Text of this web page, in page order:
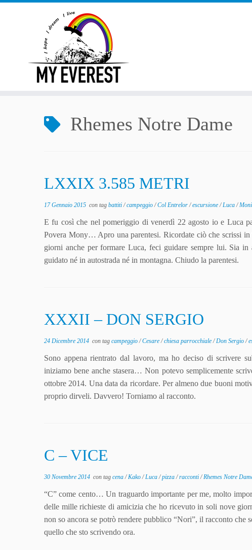
Rhemes Notre Dame
LXXIX 3.585 METRI
17 Gennaio 2015 con tag battiti/campeggio/Col Entrelor/escursione/Luca/
E fu così che nel pomeriggio di venerdì 22 agosto io e Luca
Povera Mony… Apro una parentesi. Ricordate ciò che scrissi
giorni anche per formare Luca, feci guidare sempre lui. Sia
guidato né in autostrada né in montagna. Chiudo la parentesi.
XXXII – DON SERGIO
24 Dicembre 2014 con tag campeggio/Cesare/chiesa parrocchiale/Don Sergio/
Sono appena rientrato dal lavoro, ma ho deciso di scrivere
iniziamo bene anche stasera… Non potevo semplicemente
ottobre 2014. Una data da ricordare. Per almeno due buoni
proprio dirveli. Davvero! Torniamo al racconto.
C – VICE
30 Novembre 2014 con tag cena/Kako/Luca/pizza/racconti/Rhemes Notre
“C” come cento… Un traguardo importante per me, molto
delle mille richieste di amicizia che ho ricevuto in soli nove
non so ancora se potrò rendere pubblico “Nori”, il racconto che
quello che sto scrivendo ora.